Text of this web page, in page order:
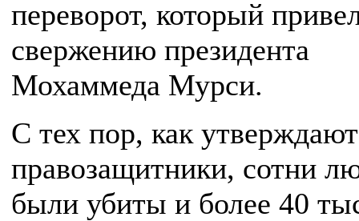
переворот, который
свержению президента
Мохаммеда Мурси.
С тех пор, как утверждают
правозащитники, сотни
были убиты и более 40